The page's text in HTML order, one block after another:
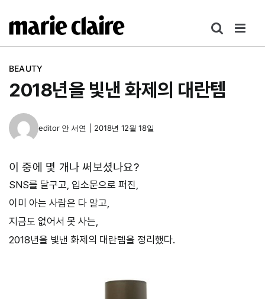
텐
BEAUTY
2018년을 빛낸 화제의 대란템
editor 안 서연 2018년 12월 18일
이 중에 몇 개나 써보셨나요?
SNS를 달구고, 입소문으로 퍼진,
이미 아는 사람은 다 알고,
지금도 없어서 못 사는,
2018년을 빛낸 화제의 대란템을 정리했다.